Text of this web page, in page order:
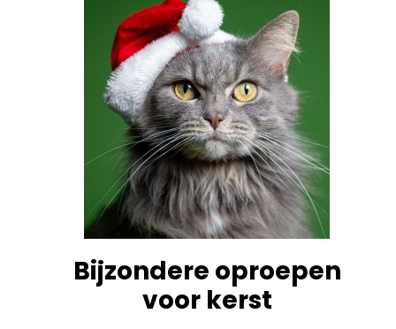
Bijzondere oproepen
voor kerst